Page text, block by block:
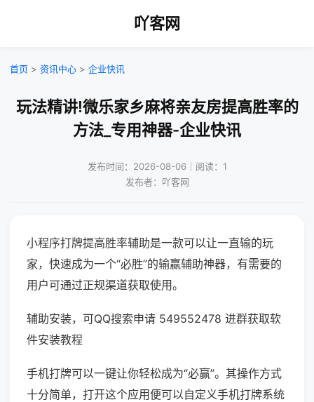
吖客网
首页 > 资讯中心 > 企业快讯
玩法精讲!微乐家乡麻将亲友房提高胜率的
方法_专用神器-企业快讯
发布时间：2026-08-06｜阅读：1
发布者：吖客网
小程序打牌提高胜率辅助是一款可以让一直输的玩
家，快速成为一个“必胜”的输赢辅助神器，有需要的
用户可通过正规渠道获取使用。
辅助安装，可QQ搜索申请 549552478 进群获取软
件安装教程
手机打牌可以一键让你轻松成为“必赢”。其操作方式
十分简单，打开这个应用便可以自定义手机打牌系统